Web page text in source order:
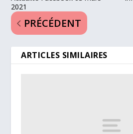
2021
PRÉCÉDENT
ARTICLES SIMILAIRES